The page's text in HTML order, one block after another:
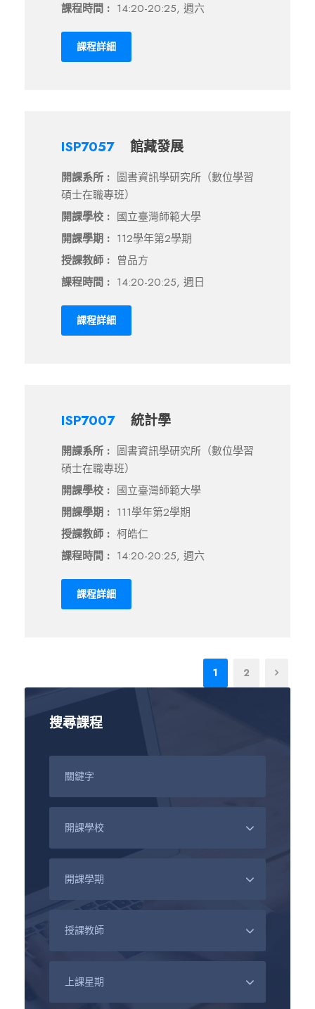
課程時間 : 14:20-20:25, 週六
課程詳細
ISP7057 館藏發展
開課系所 : 圖書資訊學研究所（數位學習
碩士在職專班）
開課學校 : 國立臺灣師範大學
開課學期 : 112學年第2學期
授課教師 : 曾品方
課程時間 : 14:20-20:25, 週日
課程詳細
ISP7007 統計學
開課系所 : 圖書資訊學研究所（數位學習
碩士在職專班）
開課學校 : 國立臺灣師範大學
開課學期 : 111學年第2學期
授課教師 : 柯皓仁
課程時間 : 14:20-20:25, 週六
課程詳細
1 2
搜尋課程